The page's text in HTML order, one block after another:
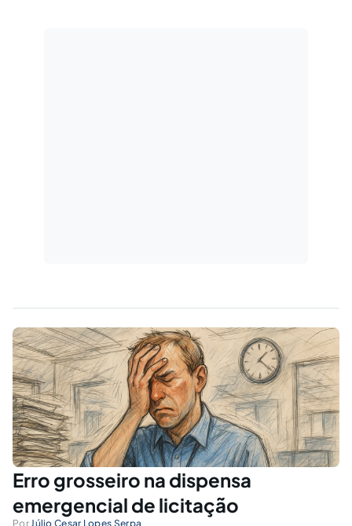
Erro grosseiro na dispensa
emergencial de licitação
Por Júlio Cesar Lopes Serpa